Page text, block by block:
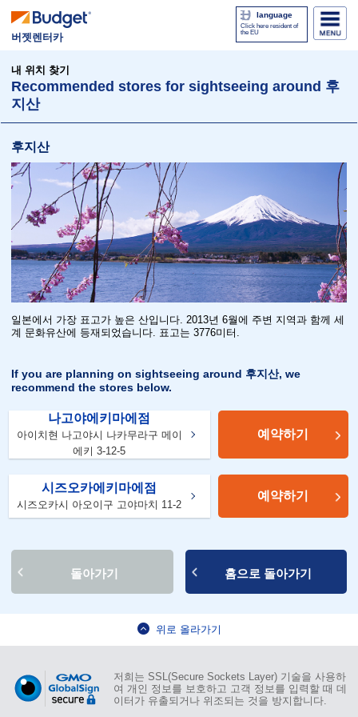
버젯렌터카
language
Click here resident of
the EU
내 위치 찾기
Recommended stores for sightseeing around 후
지산
후지산
일본에서 가장 표고가 높은 산입니다. 2013년 6월에 주변 지역과 함께 세
계 문화유산에 등재되었습니다. 표고는 3776미터.
If you are planning on sightseeing around 후지산, we
recommend the stores below.
나고야에키마에점
아이치현 나고야시 나카무라구 메이
에키 3-12-5
예약하기
시즈오카에키마에점
시즈오카시 아오이구 고야마치 11-2
예약하기
돌아가기 홈으로 돌아가기
위로 올라가기
저희는 SSL(Secure Sockets Layer) 기술을 사용하
여 개인 정보를 보호하고 고객 정보를 입력할 때 데
이터가 유출되거나 위조되는 것을 방지합니다.